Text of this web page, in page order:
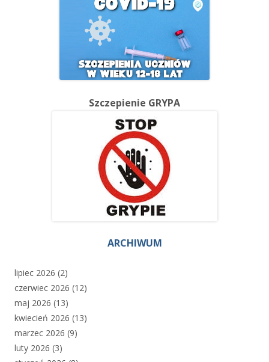
Szczepienie GRYPA
ARCHIWUM
lipiec 2026 (2)
czerwiec 2026 (12)
maj 2026 (13)
kwiecień 2026 (13)
marzec 2026 (9)
luty 2026 (3)